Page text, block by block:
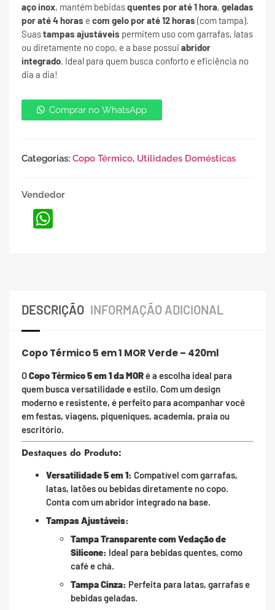
aço inox, mantém bebidasquentes por até 1 hora, geladas
por até 4 horas e com gelo por até 12 horas (com tampa).
Suastampas ajustáveis permitem uso com garrafas, latas
ou diretamente no copo, e a base possui abridor
integrado. Ideal para quem busca conforto e eficiência no
dia a dia!
Comprar no WhatsApp
Categorias: Copo Térmico, Utilidades Domésticas
Vendedor
DESCRIÇÃO INFORMAÇÃO ADICIONAL
Copo Térmico 5 em 1 MOR Verde – 420ml
OCopo Térmico 5 em 1 da MORé a escolha ideal para
quem busca versatilidade e estilo. Com um design
moderno e resistente, é perfeito para acompanhar você
em festas, viagens, piqueniques, academia, praia ou
escritório.
Destaques do Produto:
Versatilidade 5 em 1: Compatível com garrafas,
latas, latões ou bebidas diretamente no copo.
Conta com um abridor integrado na base.
Tampas Ajustáveis:
Tampa Transparente com Vedação de
Silicone: Ideal para bebidas quentes, como
café e chá.
Tampa Cinza: Perfeita para latas, garrafas e
bebidas geladas.